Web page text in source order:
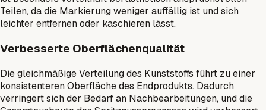
Teilen, da die Markierung weniger auffällig ist und sich
leichter entfernen oder kaschieren lässt.
Verbesserte Oberflächenqualität
Die gleichmäßige Verteilung des Kunststoffs führt zu einer
konsistenteren Oberfläche des Endprodukts. Dadurch
verringert sich der Bedarf an Nachbearbeitungen, und die